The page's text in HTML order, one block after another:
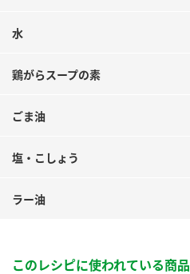
水
鶏がらスープの素
ごま油
塩・こしょう
ラー油
このレシピに使われている商品